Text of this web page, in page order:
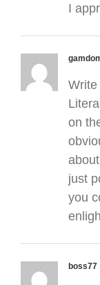
I
Write
on
just
you
boss77